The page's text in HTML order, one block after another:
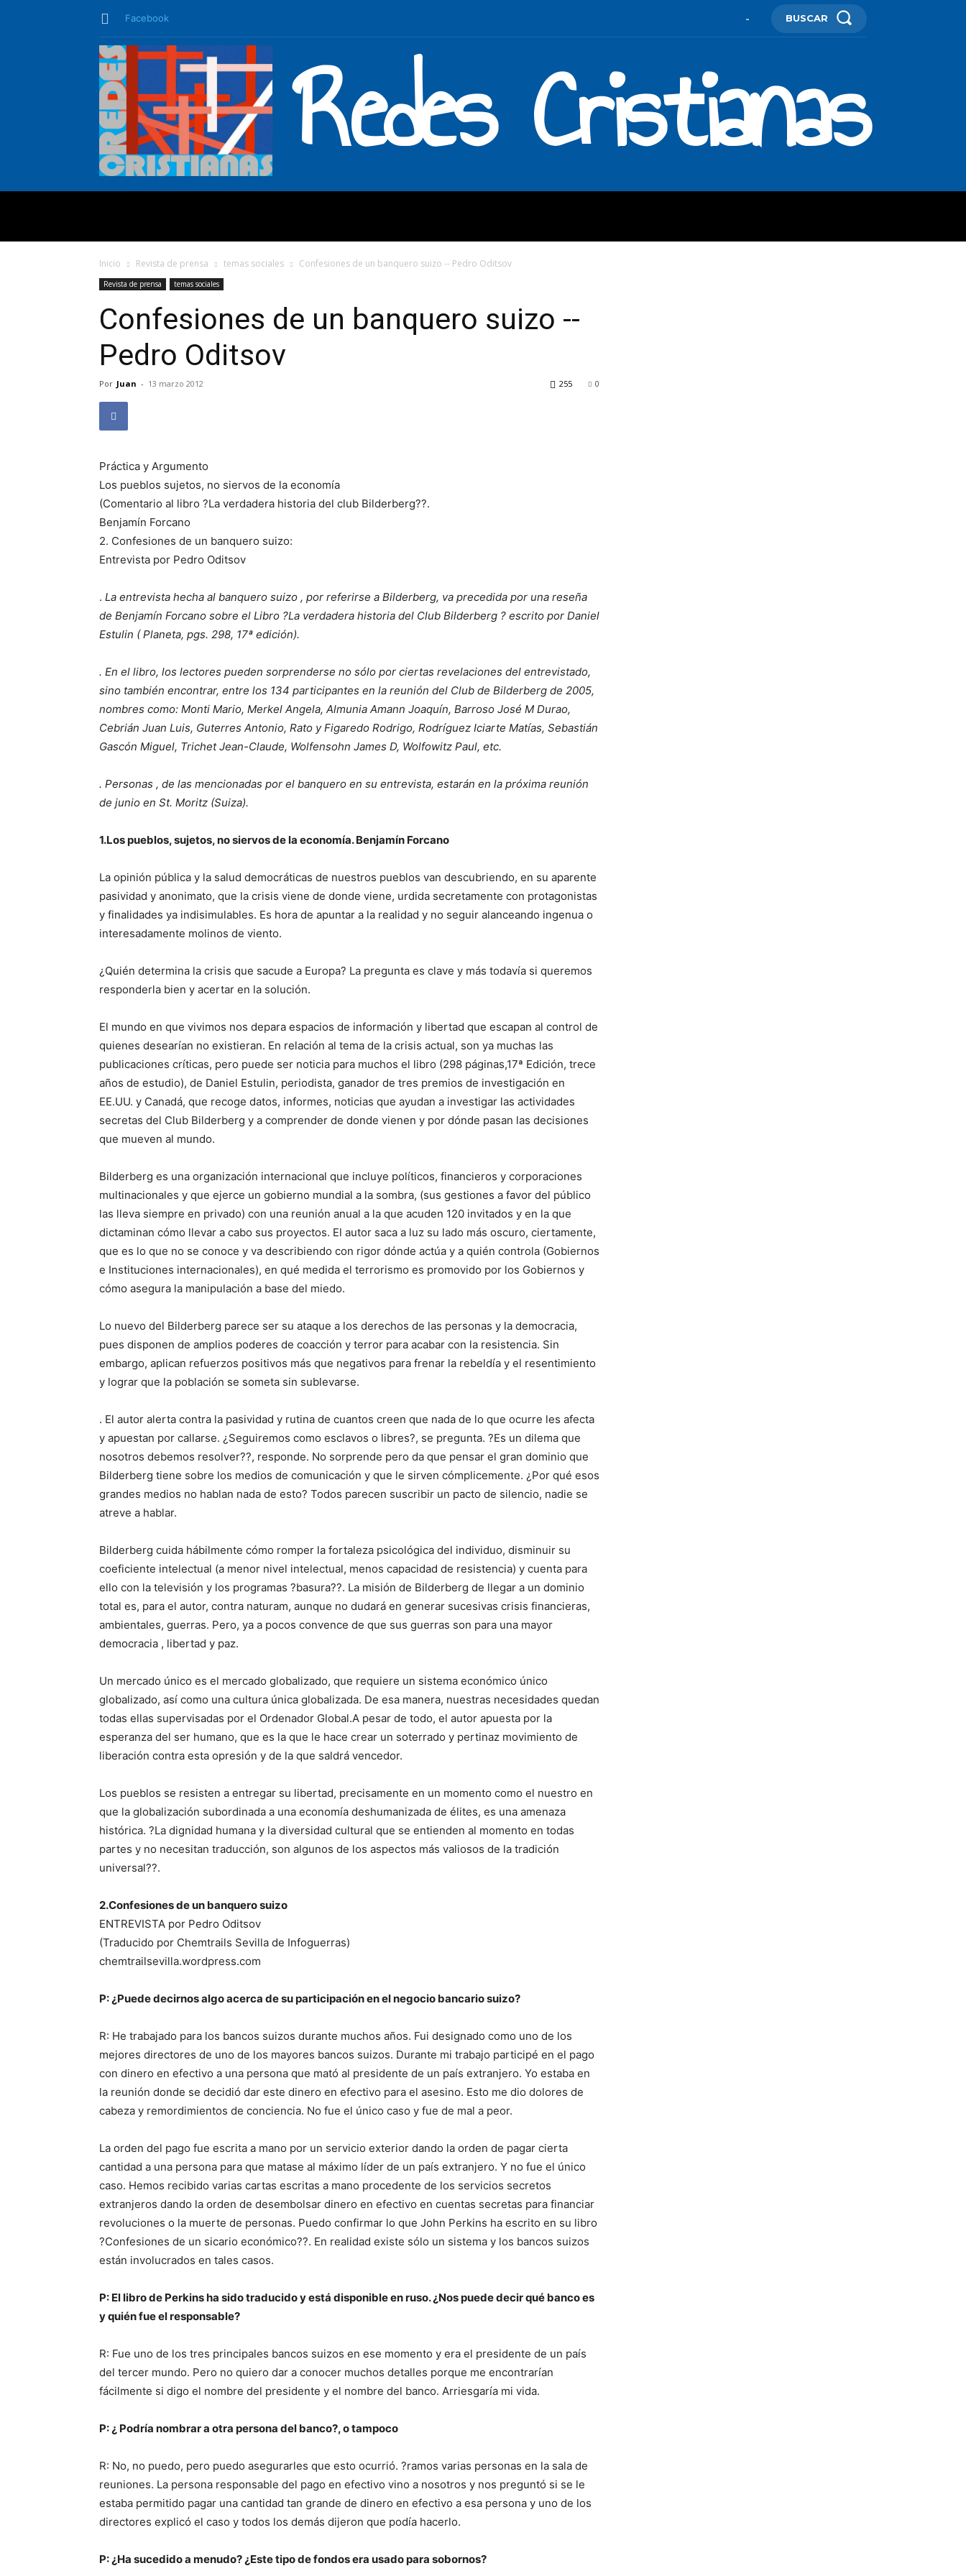
Facebook - BUSCAR
Redes Cristianas
Inicio Revista de prensa temas sociales Confesiones de un banquero suizo -- Pedro Oditsov
Revista de prensa temas sociales
Confesiones de un banquero suizo --
Pedro Oditsov
Por Juan - 13 marzo 2012 0
255
Práctica y Argumento
Los pueblos sujetos, no siervos de la economía
(Comentario al libro ?La verdadera historia del club Bilderberg??.
Benjamín Forcano
2. Confesiones de un banquero suizo:
Entrevista por Pedro Oditsov
. La entrevista hecha al banquero suizo , por referirse a Bilderberg, va precedida por una reseña
de Benjamín Forcano sobre el Libro ?La verdadera historia del Club Bilderberg ? escrito por Daniel
Estulin ( Planeta, pgs. 298, 17ª edición).
. En el libro, los lectores pueden sorprenderse no sólo por ciertas revelaciones del entrevistado,
sino también encontrar, entre los 134 participantes en la reunión del Club de Bilderberg de 2005,
nombres como: Monti Mario, Merkel Angela, Almunia Amann Joaquín, Barroso José M Durao,
Cebrián Juan Luis, Guterres Antonio, Rato y Figaredo Rodrigo, Rodríguez Iciarte Matías, Sebastián
Gascón Miguel, Trichet Jean-Claude, Wolfensohn James D, Wolfowitz Paul, etc.
. Personas , de las mencionadas por el banquero en su entrevista, estarán en la próxima reunión
de junio en St. Moritz (Suiza).
1.Los pueblos, sujetos, no siervos de la economía. Benjamín Forcano
La opinión pública y la salud democráticas de nuestros pueblos van descubriendo, en su aparente
pasividad y anonimato, que la crisis viene de donde viene, urdida secretamente con protagonistas
y finalidades ya indisimulables. Es hora de apuntar a la realidad y no seguir alanceando ingenua o
interesadamente molinos de viento.
¿Quién determina la crisis que sacude a Europa? La pregunta es clave y más todavía si queremos
responderla bien y acertar en la solución.
El mundo en que vivimos nos depara espacios de información y libertad que escapan al control de
quienes desearían no existieran. En relación al tema de la crisis actual, son ya muchas las
publicaciones críticas, pero puede ser noticia para muchos el libro (298 páginas,17ª Edición, trece
años de estudio), de Daniel Estulin, periodista, ganador de tres premios de investigación en
EE.UU. y Canadá, que recoge datos, informes, noticias que ayudan a investigar las actividades
secretas del Club Bilderberg y a comprender de donde vienen y por dónde pasan las decisiones
que mueven al mundo.
Bilderberg es una organización internacional que incluye políticos, financieros y corporaciones
multinacionales y que ejerce un gobierno mundial a la sombra, (sus gestiones a favor del público
las lleva siempre en privado) con una reunión anual a la que acuden 120 invitados y en la que
dictaminan cómo llevar a cabo sus proyectos. El autor saca a luz su lado más oscuro, ciertamente,
que es lo que no se conoce y va describiendo con rigor dónde actúa y a quién controla (Gobiernos
e Instituciones internacionales), en qué medida el terrorismo es promovido por los Gobiernos y
cómo asegura la manipulación a base del miedo.
Lo nuevo del Bilderberg parece ser su ataque a los derechos de las personas y la democracia,
pues disponen de amplios poderes de coacción y terror para acabar con la resistencia. Sin
embargo, aplican refuerzos positivos más que negativos para frenar la rebeldía y el resentimiento
y lograr que la población se someta sin sublevarse.
. El autor alerta contra la pasividad y rutina de cuantos creen que nada de lo que ocurre les afecta
y apuestan por callarse. ¿Seguiremos como esclavos o libres?, se pregunta. ?Es un dilema que
nosotros debemos resolver??, responde. No sorprende pero da que pensar el gran dominio que
Bilderberg tiene sobre los medios de comunicación y que le sirven cómplicemente. ¿Por qué esos
grandes medios no hablan nada de esto? Todos parecen suscribir un pacto de silencio, nadie se
atreve a hablar.
Bilderberg cuida hábilmente cómo romper la fortaleza psicológica del individuo, disminuir su
coeficiente intelectual (a menor nivel intelectual, menos capacidad de resistencia) y cuenta para
ello con la televisión y los programas ?basura??. La misión de Bilderberg de llegar a un dominio
total es, para el autor, contra naturam, aunque no dudará en generar sucesivas crisis financieras,
ambientales, guerras. Pero, ya a pocos convence de que sus guerras son para una mayor
democracia , libertad y paz.
Un mercado único es el mercado globalizado, que requiere un sistema económico único
globalizado, así como una cultura única globalizada. De esa manera, nuestras necesidades quedan
todas ellas supervisadas por el Ordenador Global.A pesar de todo, el autor apuesta por la
esperanza del ser humano, que es la que le hace crear un soterrado y pertinaz movimiento de
liberación contra esta opresión y de la que saldrá vencedor.
Los pueblos se resisten a entregar su libertad, precisamente en un momento como el nuestro en
que la globalización subordinada a una economía deshumanizada de élites, es una amenaza
histórica. ?La dignidad humana y la diversidad cultural que se entienden al momento en todas
partes y no necesitan traducción, son algunos de los aspectos más valiosos de la tradición
universal??.
2.Confesiones de un banquero suizo
ENTREVISTA por Pedro Oditsov
(Traducido por Chemtrails Sevilla de Infoguerras)
chemtrailsevilla.wordpress.com
P: ¿Puede decirnos algo acerca de su participación en el negocio bancario suizo?
R: He trabajado para los bancos suizos durante muchos años. Fui designado como uno de los
mejores directores de uno de los mayores bancos suizos. Durante mi trabajo participé en el pago
con dinero en efectivo a una persona que mató al presidente de un país extranjero. Yo estaba en
la reunión donde se decidió dar este dinero en efectivo para el asesino. Esto me dio dolores de
cabeza y remordimientos de conciencia. No fue el único caso y fue de mal a peor.
La orden del pago fue escrita a mano por un servicio exterior dando la orden de pagar cierta
cantidad a una persona para que matase al máximo líder de un país extranjero. Y no fue el único
caso. Hemos recibido varias cartas escritas a mano procedente de los servicios secretos
extranjeros dando la orden de desembolsar dinero en efectivo en cuentas secretas para financiar
revoluciones o la muerte de personas. Puedo confirmar lo que John Perkins ha escrito en su libro
?Confesiones de un sicario económico??. En realidad existe sólo un sistema y los bancos suizos
están involucrados en tales casos.
P: El libro de Perkins ha sido traducido y está disponible en ruso. ¿Nos puede decir qué banco es
y quién fue el responsable?
R: Fue uno de los tres principales bancos suizos en ese momento y era el presidente de un país
del tercer mundo. Pero no quiero dar a conocer muchos detalles porque me encontrarían
fácilmente si digo el nombre del presidente y el nombre del banco. Arriesgaría mi vida.
P: ¿ Podría nombrar a otra persona del banco?, o tampoco
R: No, no puedo, pero puedo asegurarles que esto ocurrió. ?ramos varias personas en la sala de
reuniones. La persona responsable del pago en efectivo vino a nosotros y nos preguntó si se le
estaba permitido pagar una cantidad tan grande de dinero en efectivo a esa persona y uno de los
directores explicó el caso y todos los demás dijeron que podía hacerlo.
P: ¿Ha sucedido a menudo? ¿Este tipo de fondos era usado para sobornos?